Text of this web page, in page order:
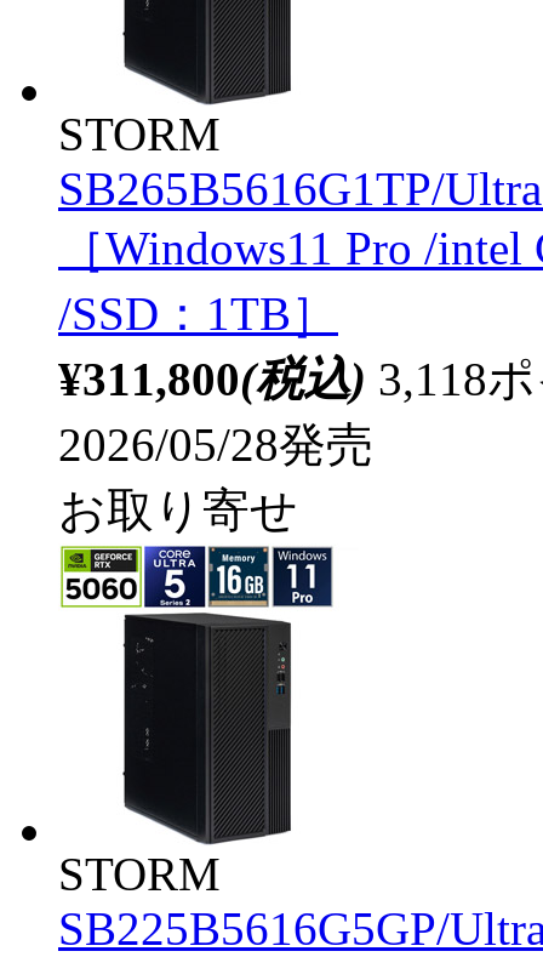
STORM
SB265B5616G1TP/
［Windows11 Pro /
/SSD：1TB］
¥311,800(税込) 3,118
2026/05/28発売
お取り寄せ
STORM
SB225B5616G5GP/